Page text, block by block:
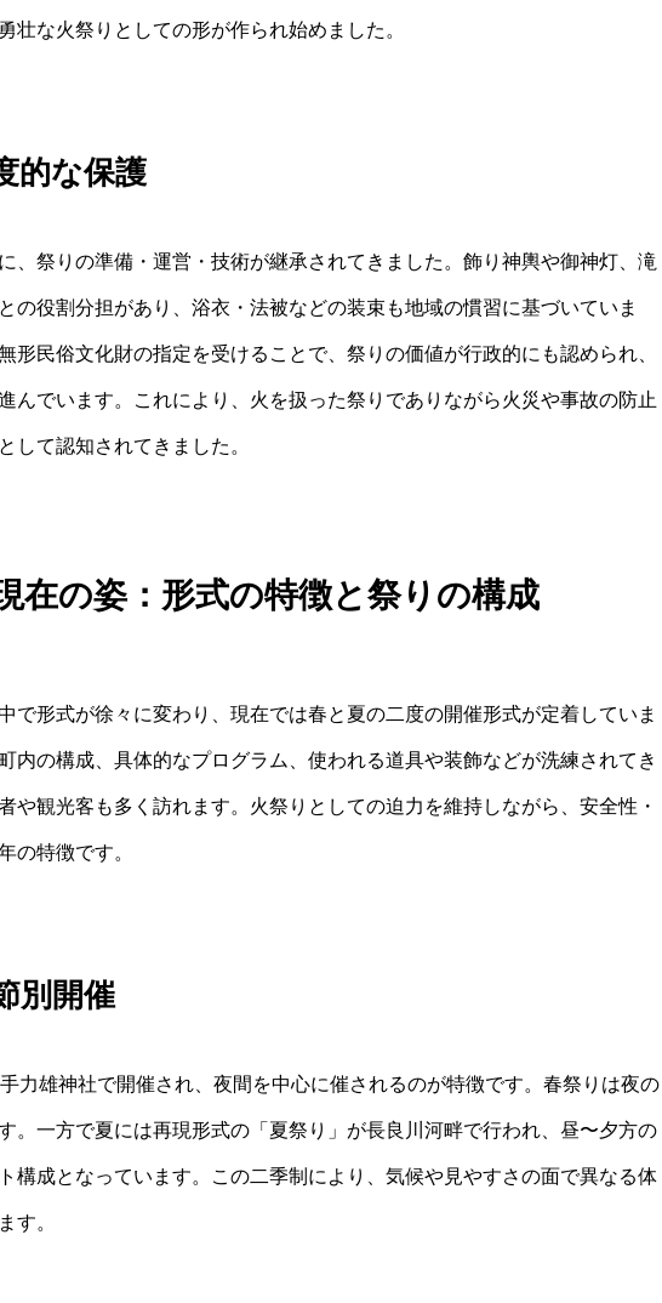
壮な火祭りとしての形が作られ始めました。
的な保護
、祭りの準備・運営・技術が継承されてきました。飾り神輿や御神灯、滝
の役割分担があり、浴衣・法被などの装束も地域の慣習に基づいていま
形民俗文化財の指定を受けることで、祭りの価値が行政的にも認められ、
んでいます。これにより、火を扱った祭りでありながら火災や事故の防止
して認知されてきました。
在の姿：形式の特徴と祭りの構成
で形式が徐々に変わり、現在では春と夏の二度の開催形式が定着していま
内の構成、具体的なプログラム、使われる道具や装飾などが洗練されてき
や観光客も多く訪れます。火祭りとしての迫力を維持しながら、安全性・
の特徴です。
別開催
力雄神社で開催され、夜間を中心に催されるのが特徴です。春祭りは夜の
。一方で夏には再現形式の「夏祭り」が長良川河畔で行われ、昼〜夕方の
構成となっています。この二季制により、気候や見やすさの面で異なる体
す。